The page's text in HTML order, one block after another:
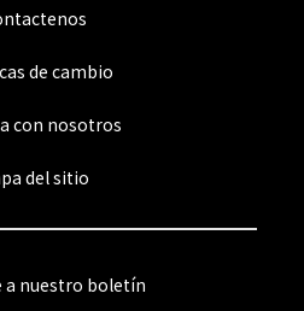
de cambio
con nosotros
del sitio
a nuestro boletín